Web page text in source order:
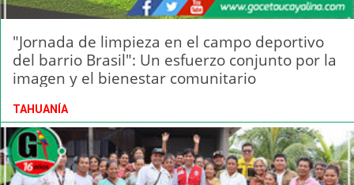
"Jornada de limpieza en el campo deportivo
del barrio Brasil": Un esfuerzo conjunto por la
imagen y el bienestar comunitario
TAHUANÍA